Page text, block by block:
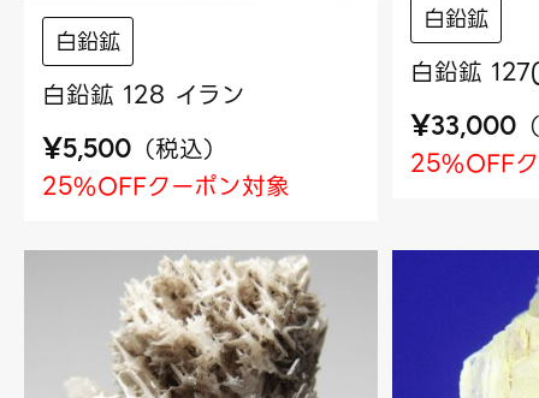
白鉛鉱
白鉛鉱 128 イラン
¥5,500 （税込）
25%OFFクーポン対象
白鉛鉱
白鉛鉱
¥33,000 （
25%OFF